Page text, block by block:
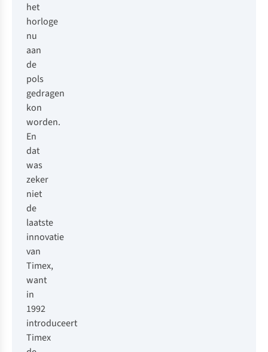
het
horloge
nu
aan
de
pols
gedragen
kon
worden.
En
dat
was
zeker
niet
de
laatste
innovatie
van
Timex,
want
in
1992
introduceert
Timex